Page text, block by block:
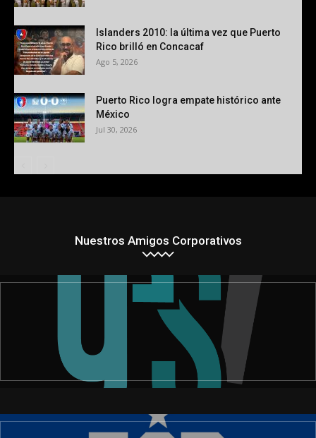
Islanders 2010: la última vez que Puerto
Rico brilló en Concacaf
Ago 5, 2026
Puerto Rico logra empate histórico ante
México
Jul 30, 2026
Nuestros Amigos Corporativos